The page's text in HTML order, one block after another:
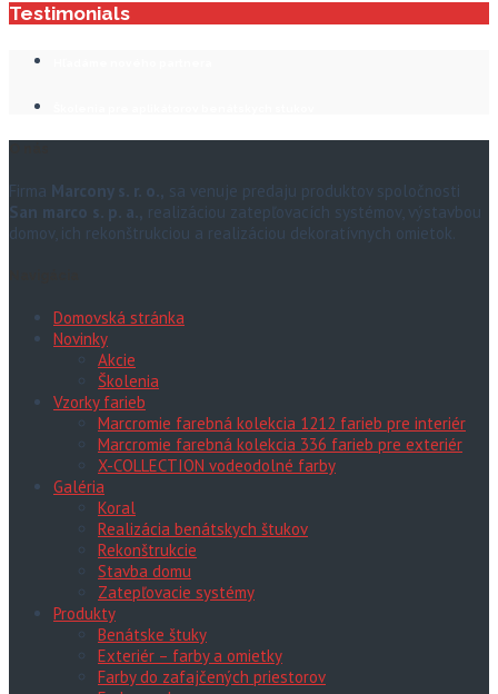
Testimonials
Firma Marcony s. r. o., sa venuje predaju produktov spoločnosti
San marco s. p. a., realizáciou zatepľovacích systémov, výstavbou
domov, ich rekonštrukciou a realizáciou dekoratívnych omietok.
Domovská stránka
Novinky
Akcie
Školenia
Vzorky farieb
Marcromie farebná kolekcia 1212 farieb pre interiér
Marcromie farebná kolekcia 336 farieb pre exteriér
X-COLLECTION vodeodolné farby
Galéria
Koral
Realizácia benátskych štukov
Rekonštrukcie
Stavba domu
Zatepľovacie systémy
Produkty
Benátske štuky
Exteriér – farby a omietky
Farby do zafajčených priestorov